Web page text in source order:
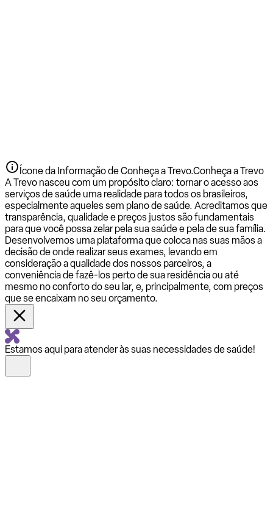
Ícone da Informação de Conheça a Trevo.Conheça a Trevo
A Trevo nasceu com um propósito claro: tornar o acesso aos
serviços de saúde uma realidade para todos os brasileiros,
especialmente aqueles sem plano de saúde. Acreditamos que
transparência, qualidade e preços justos são fundamentais
para que você possa zelar pela sua saúde e pela de sua família.
Desenvolvemos uma plataforma que coloca nas suas mãos a
decisão de onde realizar seus exames, levando em
consideração a qualidade dos nossos parceiros, a
conveniência de fazê-los perto de sua residência ou até
mesmo no conforto do seu lar, e, principalmente, com preços
que se encaixam no seu orçamento.
Estamos aqui para atender às suas necessidades de saúde!